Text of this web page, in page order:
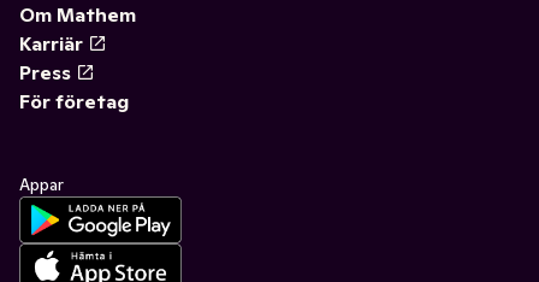
Om Mathem
Karriär
Press
För företag
Appar